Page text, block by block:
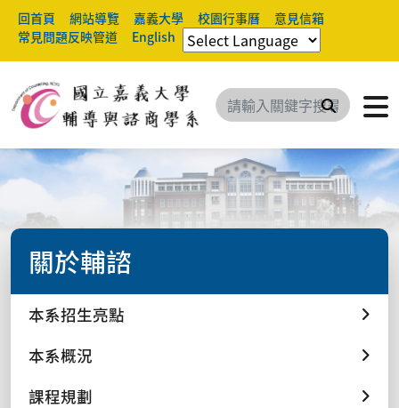
回首頁 網站導覽 嘉義大學 校園行事曆
意見信箱
常見問題反映管道
English
搜尋
關於輔諮
本系招生亮點
本系概況
課程規劃